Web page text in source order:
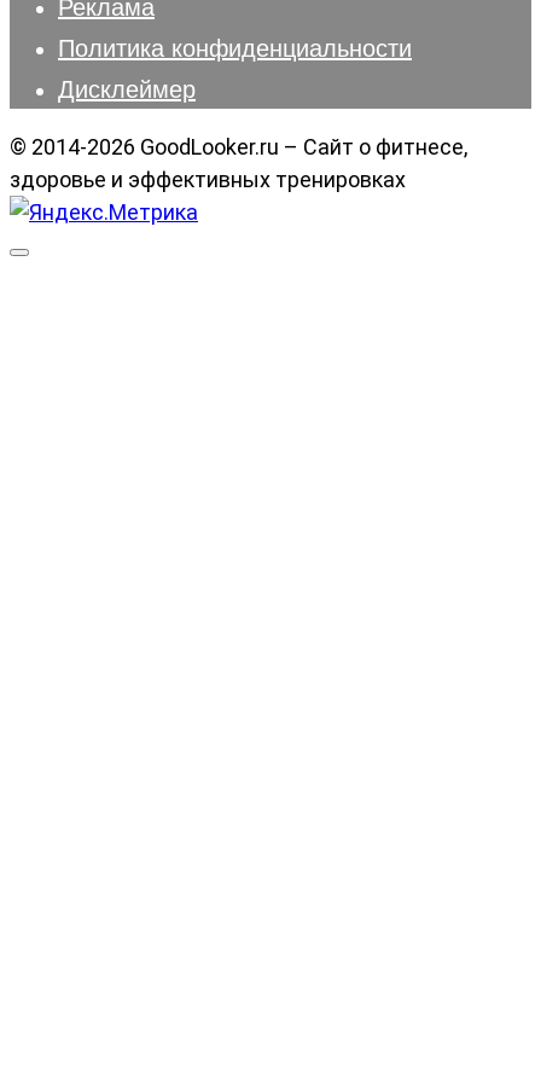
Политика конфиденциальности
Дисклеймер
© 2014-2026 GoodLooker.ru – Сайт о фитнесе,
здоровье и эффективных тренировках